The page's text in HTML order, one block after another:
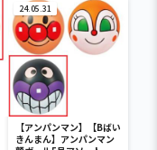
24.05.31
【アンパンマン】【Bばい
きんまん】アンパンマン